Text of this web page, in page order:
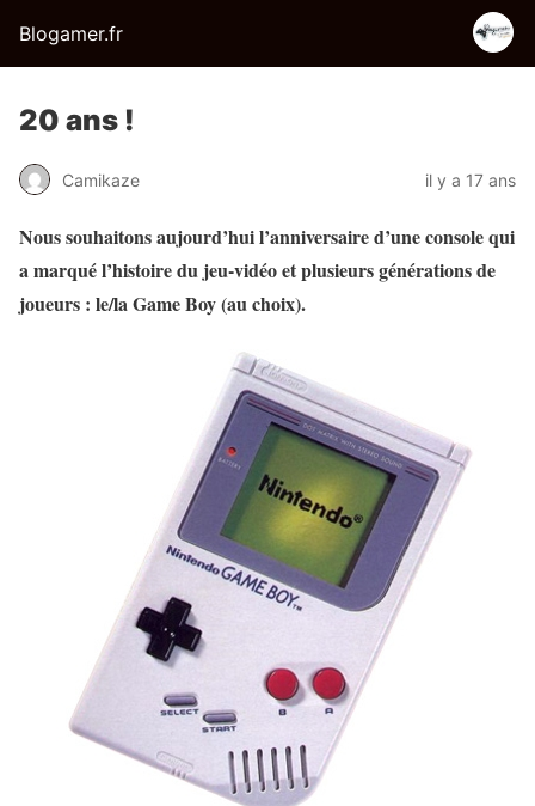
Blogamer.fr
20 ans !
Camikaze il y a 17 ans
Nous souhaitons aujourd’hui l’anniversaire d’une console qui
a marqué l’histoire du jeu-vidéo et plusieurs générations de
joueurs : le/la Game Boy (au choix).